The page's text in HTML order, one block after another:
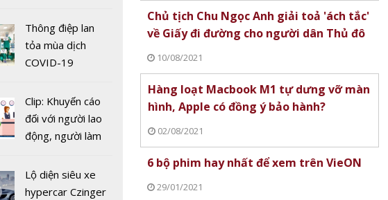
6 bộ phim hay
nhất để xem trên
VieON
chưa đến 40 nghìn
USD
Thông điệp lan
tỏa mùa dịch
COVID-19
Clip: Khuyến cáo
đối với người lao
động, người làm
hàng tại khu dịch
vụ trong dịch
Lộ diện siêu xe
hypercar Czinger
Chủ tịch Chu Ngọc Anh giải toả 'ách tắc'
về Giấy đi đường cho người dân Thủ đô
10/08/2021
Hàng loạt Macbook M1 tự dưng vỡ màn
hình, Apple có đồng ý bảo hành?
02/08/2021
6 bộ phim hay nhất để xem trên VieON
29/01/2021